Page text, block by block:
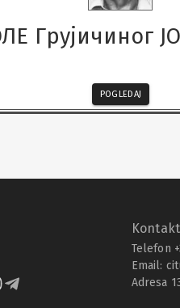
Грујичиног
POGLEDAJ
Telefon
Email:
Adresa